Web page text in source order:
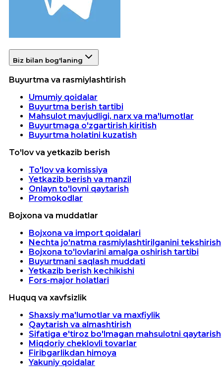
Biz bilan bog'laning
Buyurtma va rasmiylashtirish
Umumiy qoidalar
Buyurtma berish tartibi
Mahsulot mavjudligi, narx va ma'lumotlar
Buyurtmaga o'zgartirish kiritish
Buyurtma holatini kuzatish
To'lov va yetkazib berish
To'lov va komissiya
Yetkazib berish va manzil
Onlayn to'lovni qaytarish
Promokodlar
Bojxona va muddatlar
Bojxona va import qoidalari
Nechta jo'natma rasmiylashtirilganini tekshirish
Bojxona to'lovlarini amalga oshirish tartibi
Buyurtmani saqlash muddati
Yetkazib berish kechikishi
Fors-major holatlari
Huquq va xavfsizlik
Shaxsiy ma'lumotlar va maxfiylik
Qaytarish va almashtirish
Sifatiga e'tiroz bo'lmagan mahsulotni qaytarish
Miqdoriy cheklovli tovarlar
Firibgarlikdan himoya
Yakuniy qoidalar